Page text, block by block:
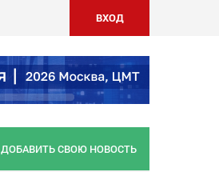
ВХОД
ДОБАВИТЬ СВОЮ НОВОСТЬ